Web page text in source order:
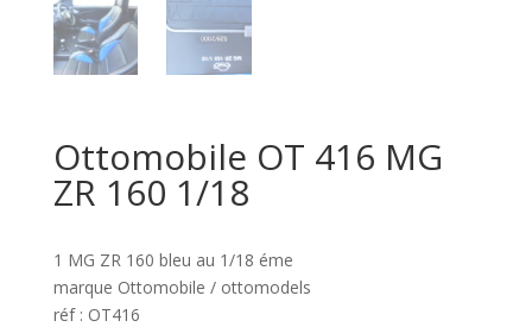
Ottomobile OT 416 MG
ZR 160 1/18
1 MG ZR 160 bleu au 1/18 éme
marque Ottomobile / ottomodels
réf : OT416